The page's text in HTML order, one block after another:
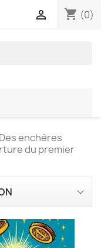
shopping_cart (0)

Des enchères
du premier